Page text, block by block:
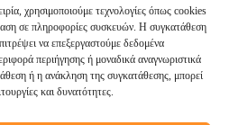
χρησιμοποιούμε τεχνολογίες όπως cookies
σε πληροφορίες συσκευών. Η συγκατάθεση
να επεξεργαστούμε δεδομένα
περιήγησης ή μοναδικά αναγνωριστικά
ή η ανάκληση της συγκατάθεσης, μπορεί
και δυνατότητες.